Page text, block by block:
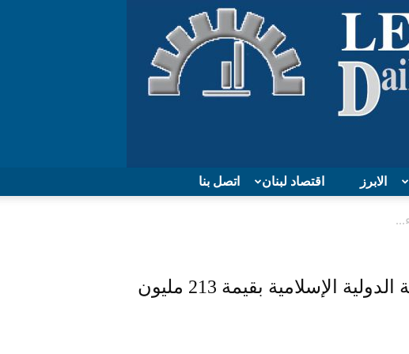
اتصل بنا اقتصاد لبنان الابرز
مصر تستخدم تمويلا من المؤسسة الدولية الإسلامية بقيمة 213 مليون